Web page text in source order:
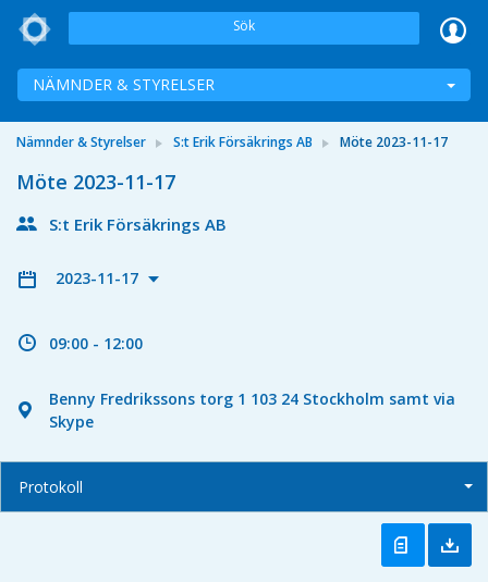
Sök
NÄMNDER & STYRELSER
Nämnder & Styrelser S:t Erik Försäkrings AB Möte 2023-11-17
Möte 2023-11-17
S:t Erik Försäkrings AB
2023-11-17
09:00 - 12:00
Benny Fredrikssons torg 1 103 24 Stockholm samt via
Skype
Protokoll